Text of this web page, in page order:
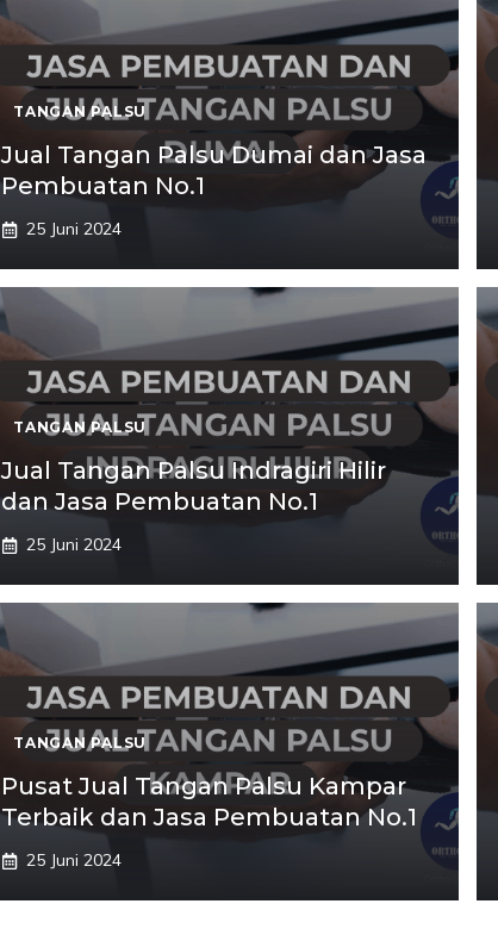
TANGAN PALSU
Jual Tangan Palsu Dumai dan Jasa
Pembuatan No.1
25 Juni 2024
TANGAN PALSU
Jual Tangan Palsu Indragiri Hilir
dan Jasa Pembuatan No.1
25 Juni 2024
TANGAN PALSU
Pusat Jual Tangan Palsu Kampar
Terbaik dan Jasa Pembuatan No.1
25 Juni 2024